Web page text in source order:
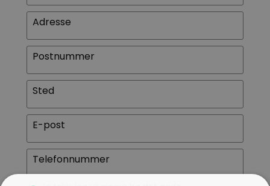
Adresse
Postnummer
Sted
E-post
Telefonnummer